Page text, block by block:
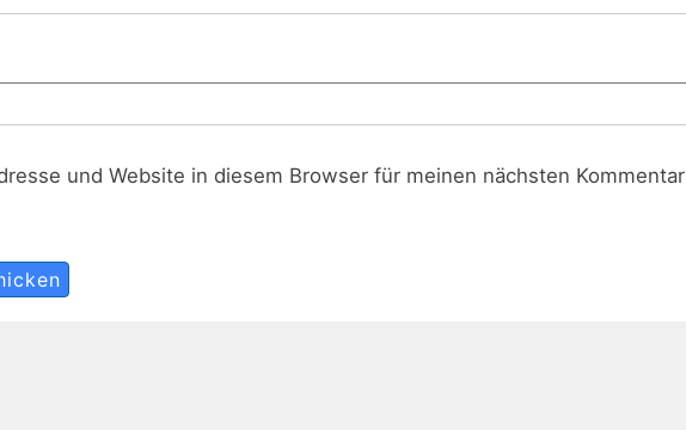
und Website in diesem Browser für meinen nächsten Kommentar